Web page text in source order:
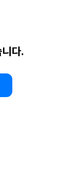
다.